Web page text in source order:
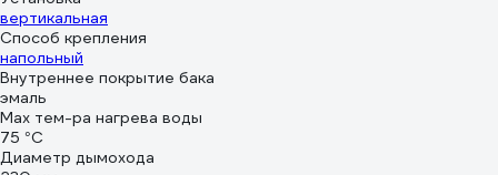
вертикальная
Способ крепления
напольный
Внутреннее покрытие бака
эмаль
Мах тем-ра нагрева воды
75 °С
Диаметр дымохода